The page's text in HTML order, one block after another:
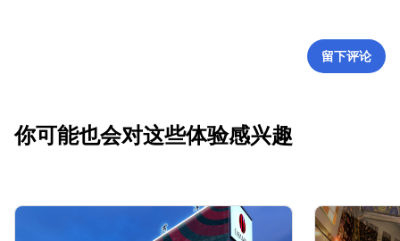
留下评论
你可能也会对这些体验感兴趣